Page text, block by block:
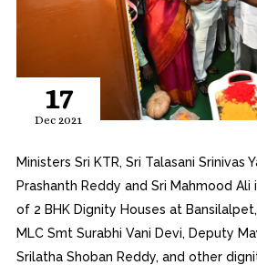
17
Dec 2021
Ministers Sri KTR, Sri Talasani Srinivas
Prashanth Reddy and Sri Mahmood
of 2 BHK Dignity Houses at
MLC Smt Surabhi Vani Devi, Deputy
Srilatha Shoban Reddy, and other